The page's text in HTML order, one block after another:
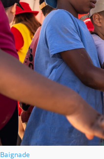
Baignade